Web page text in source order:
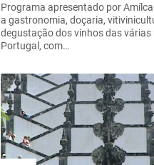
Programa apresentado por
a gastronomia, doçaria,
degustação dos vinhos das várias
Portugal, com…